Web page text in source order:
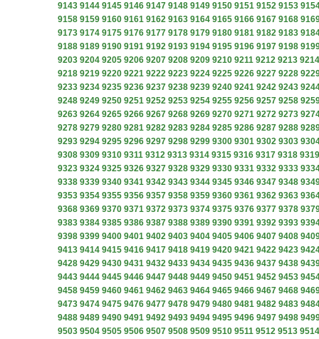
9143 9144 9145 9146 9147 9148 9149 9150 9151 9152 9153
9158 9159 9160 9161 9162 9163 9164 9165 9166 9167 9168
9173 9174 9175 9176 9177 9178 9179 9180 9181 9182 9183
9188 9189 9190 9191 9192 9193 9194 9195 9196 9197 9198
9203 9204 9205 9206 9207 9208 9209 9210 9211 9212 9213 9214
9218 9219 9220 9221 9222 9223 9224 9225 9226 9227 9228
9233 9234 9235 9236 9237 9238 9239 9240 9241 9242 9243
9248 9249 9250 9251 9252 9253 9254 9255 9256 9257 9258
9263 9264 9265 9266 9267 9268 9269 9270 9271 9272 9273
9278 9279 9280 9281 9282 9283 9284 9285 9286 9287 9288
9293 9294 9295 9296 9297 9298 9299 9300 9301 9302 9303
9308 9309 9310 9311 9312 9313 9314 9315 9316 9317 9318 9319
9323 9324 9325 9326 9327 9328 9329 9330 9331 9332 9333
9338 9339 9340 9341 9342 9343 9344 9345 9346 9347 9348
9353 9354 9355 9356 9357 9358 9359 9360 9361 9362 9363
9368 9369 9370 9371 9372 9373 9374 9375 9376 9377 9378
9383 9384 9385 9386 9387 9388 9389 9390 9391 9392 9393
9398 9399 9400 9401 9402 9403 9404 9405 9406 9407 9408
9413 9414 9415 9416 9417 9418 9419 9420 9421 9422 9423
9428 9429 9430 9431 9432 9433 9434 9435 9436 9437 9438
9443 9444 9445 9446 9447 9448 9449 9450 9451 9452 9453
9458 9459 9460 9461 9462 9463 9464 9465 9466 9467 9468
9473 9474 9475 9476 9477 9478 9479 9480 9481 9482 9483
9488 9489 9490 9491 9492 9493 9494 9495 9496 9497 9498
9503 9504 9505 9506 9507 9508 9509 9510 9511 9512 9513 9514